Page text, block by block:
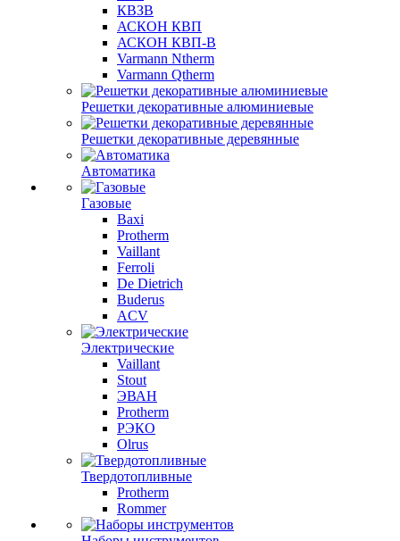
КВЗВ
АСКОН КВП
АСКОН КВП-В
Varmann Ntherm
Varmann Qtherm
Решетки декоративные алюминиевые
Решетки декоративные деревянные
Автоматика
Газовые
Baxi
Protherm
Vaillant
Ferroli
De Dietrich
Buderus
ACV
Электрические
Vaillant
Stout
ЭВАН
Protherm
РЭКО
Olrus
Твердотопливные
Protherm
Rommer